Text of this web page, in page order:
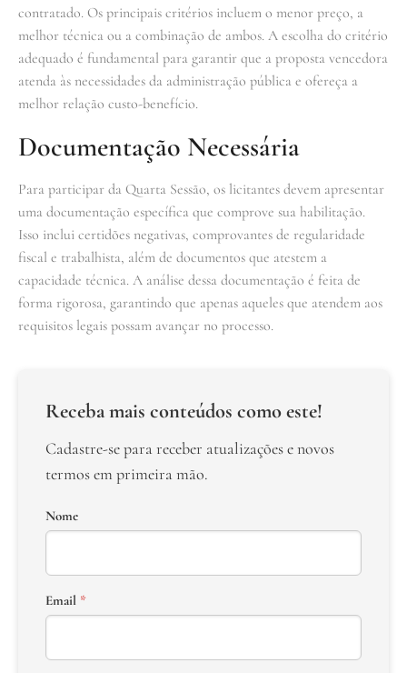
contratado. Os principais critérios incluem o menor preço, a
melhor técnica ou a combinação de ambos. A escolha do critério
adequado é fundamental para garantir que a proposta vencedora
atenda às necessidades da administração pública e ofereça a
melhor relação custo-benefício.
Documentação Necessária
Para participar da Quarta Sessão, os licitantes devem apresentar
uma documentação específica que comprove sua habilitação.
Isso inclui certidões negativas, comprovantes de regularidade
fiscal e trabalhista, além de documentos que atestem a
capacidade técnica. A análise dessa documentação é feita de
forma rigorosa, garantindo que apenas aqueles que atendem aos
requisitos legais possam avançar no processo.
Receba mais conteúdos como este!
Cadastre-se para receber atualizações e novos
termos em primeira mão.
Nome
Email *